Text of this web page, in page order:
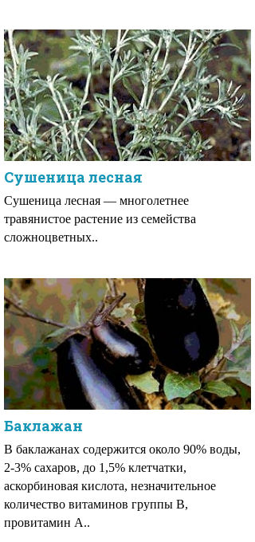
Сушеница лесная
Сушеница лесная — многолетнее
травянистое растение из семейства
сложноцветных..
Баклажан
В баклажанах содержится около 90% воды,
2-3% сахаров, до 1,5% клетчатки,
аскорбиновая кислота, незначительное
количество витаминов группы В,
провитамин А..